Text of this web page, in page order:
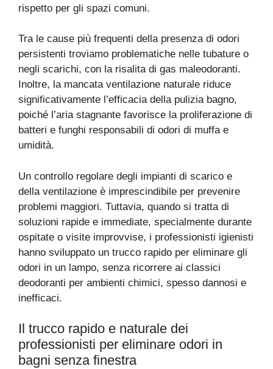
rispetto per gli spazi comuni.
Tra le cause più frequenti della presenza di odori
persistenti troviamo problematiche nelle tubature o
negli scarichi, con la risalita di gas maleodoranti.
Inoltre, la mancata ventilazione naturale riduce
significativamente l’efficacia della pulizia bagno,
poiché l’aria stagnante favorisce la proliferazione di
batteri e funghi responsabili di odori di muffa e
umidità.
Un controllo regolare degli impianti di scarico e
della ventilazione è imprescindibile per prevenire
problemi maggiori. Tuttavia, quando si tratta di
soluzioni rapide e immediate, specialmente durante
ospitate o visite improvvise, i professionisti igienisti
hanno sviluppato un trucco rapido per eliminare gli
odori in un lampo, senza ricorrere ai classici
deodoranti per ambienti chimici, spesso dannosi e
inefficaci.
Il trucco rapido e naturale dei
professionisti per eliminare odori in
bagni senza finestra